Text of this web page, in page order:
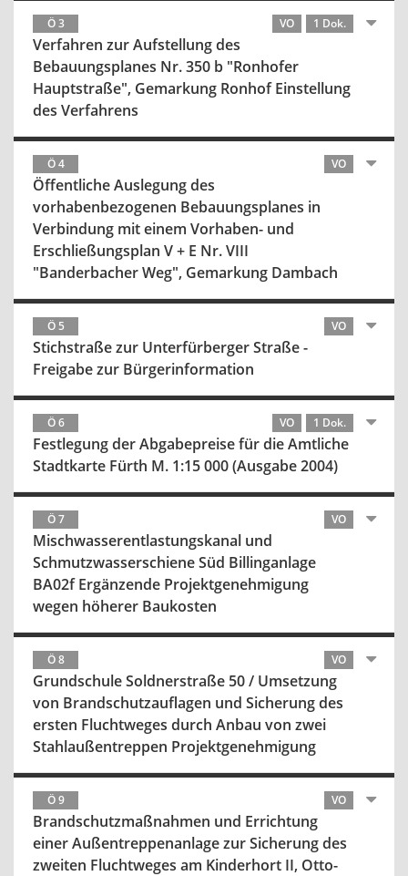
Ö 3 VO 1 Dok.
Verfahren zur Aufstellung des
Bebauungsplanes Nr. 350 b "Ronhofer
Hauptstraße", Gemarkung Ronhof Einstellung
des Verfahrens
Ö 4 VO
Öffentliche Auslegung des
vorhabenbezogenen Bebauungsplanes in
Verbindung mit einem Vorhaben- und
Erschließungsplan V + E Nr. VIII
"Banderbacher Weg", Gemarkung Dambach
Ö 5 VO
Stichstraße zur Unterfürberger Straße -
Freigabe zur Bürgerinformation
Ö 6 VO 1 Dok.
Festlegung der Abgabepreise für die Amtliche
Stadtkarte Fürth M. 1:15 000 (Ausgabe 2004)
Ö 7 VO
Mischwasserentlastungskanal und
Schmutzwasserschiene Süd Billinganlage
BA02f Ergänzende Projektgenehmigung
wegen höherer Baukosten
Ö 8 VO
Grundschule Soldnerstraße 50 / Umsetzung
von Brandschutzauflagen und Sicherung des
ersten Fluchtweges durch Anbau von zwei
Stahlaußentreppen Projektgenehmigung
Ö 9 VO
Brandschutzmaßnahmen und Errichtung
einer Außentreppenanlage zur Sicherung des
zweiten Fluchtweges am Kinderhort II, Otto-